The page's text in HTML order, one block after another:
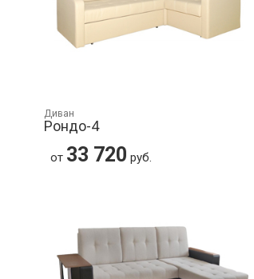
Диван
Рондо-4
от 33 720 руб.